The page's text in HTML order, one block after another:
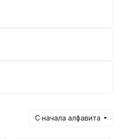
С начала алфавита